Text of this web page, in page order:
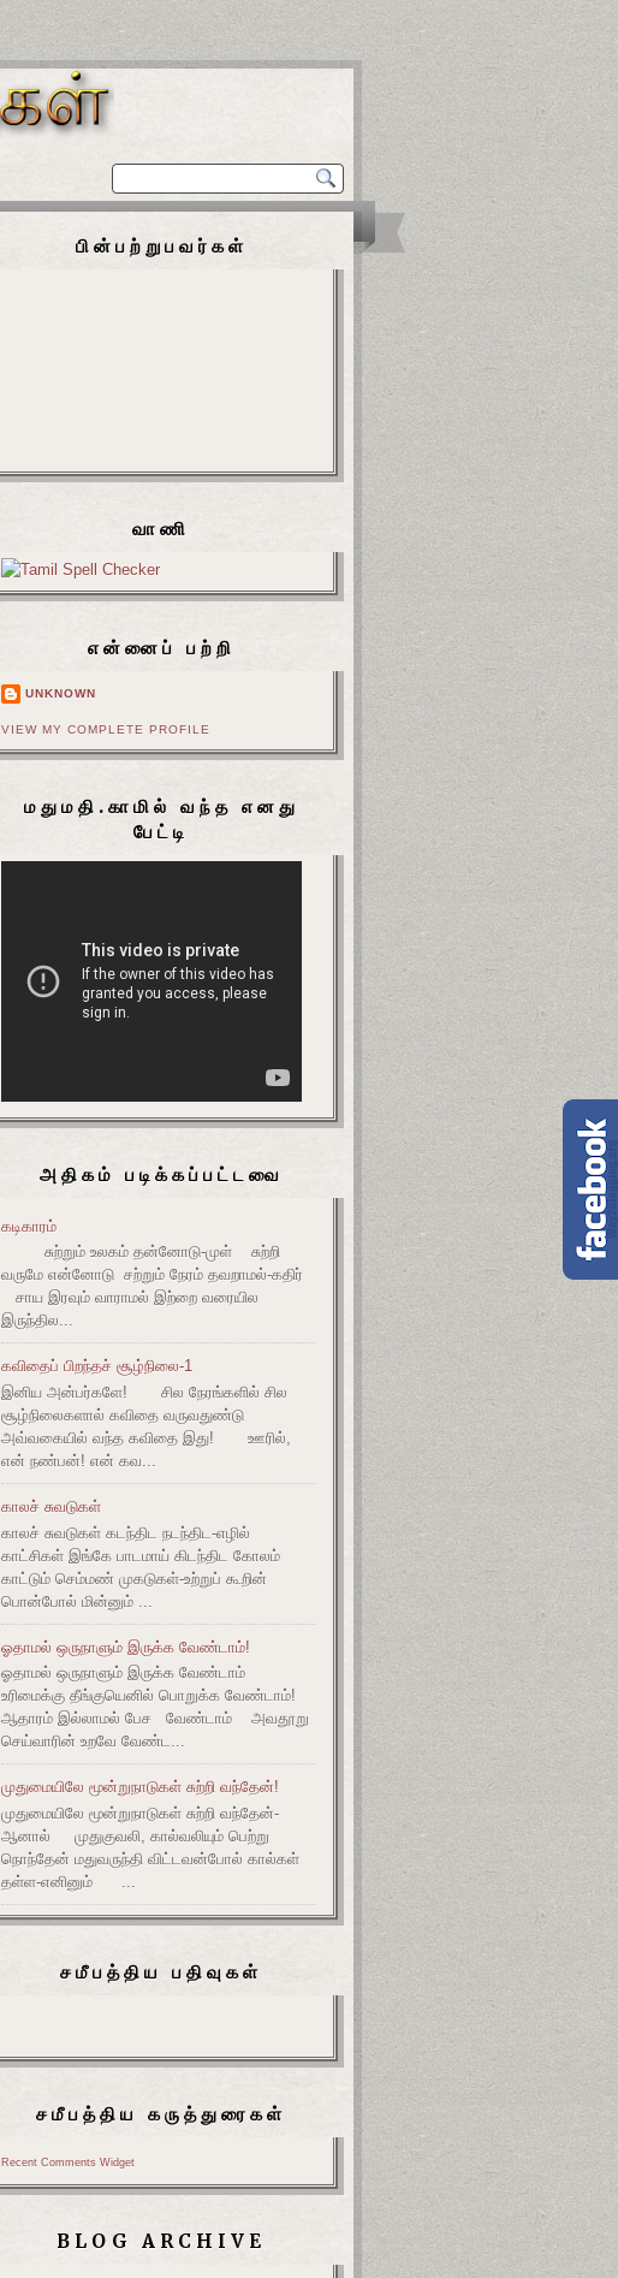
பின்பற்றுபவர்கள்
வாணி
என்னைப் பற்றி
UNKNOWN
VIEW MY COMPLETE PROFILE
மதுமதி.காமில் வந்த எனது
பேட்டி
அதிகம் படிக்கப்பட்டவை
கடிகாரம்
சுற்றும் உலகம் தன்னோடு-முள் சுற்றி
வருமே என்னோடு சற்றும் நேரம் தவறாமல்-கதிர்
சாய இரவும் வாராமல் இற்றை வரையில
இருந்தில...
கவிதைப் பிறந்தச் சூழ்நிலை-1
இனிய அன்பர்களே! சில நேரங்களில் சில
சூழ்நிலைகளால் கவிதை வருவதுண்டு
அவ்வகையில் வந்த கவிதை இது! ஊரில்,
என் நண்பன்! என் கவ...
காலச் சுவடுகள்
காலச் சுவடுகள் கடந்திட நடந்திட-எழில்
காட்சிகள் இங்கே பாடமாய் கிடந்திட கோலம்
காட்டும் செம்மண் முகடுகள்-உற்றுப் கூறின்
பொன்போல் மின்னும் ...
ஓதாமல் ஒருநாளும் இருக்க வேண்டாம்!
ஓதாமல் ஒருநாளும் இருக்க வேண்டாம்
உரிமைக்கு தீங்குயெனில் பொறுக்க வேண்டாம்!
ஆதாரம் இல்லாமல் பேச வேண்டாம் அவதூறு
செய்வாரின் உறவே வேண்ட...
முதுமையிலே மூன்றுநாடுகள் சுற்றி வந்தேன்!
முதுமையிலே மூன்றுநாடுகள் சுற்றி வந்தேன்-
ஆனால் முதுகுவலி, கால்வலியும் பெற்று
நொந்தேன் மதுவருந்தி விட்டவன்போல் கால்கள்
தள்ள-எனினும் ...
சமீபத்திய பதிவுகள்
சமீபத்திய கருத்துரைகள்
Recent Comments Widget
BLOG ARCHIVE